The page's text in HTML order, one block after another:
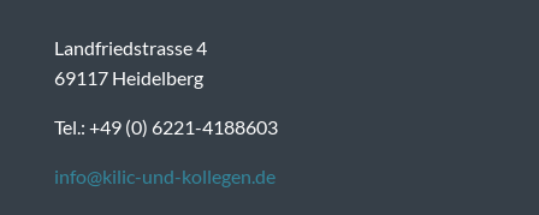
Landfriedstrasse 4
69117 Heidelberg
Tel.: +49 (0) 6221-4188603
info@kilic-und-kollegen.de